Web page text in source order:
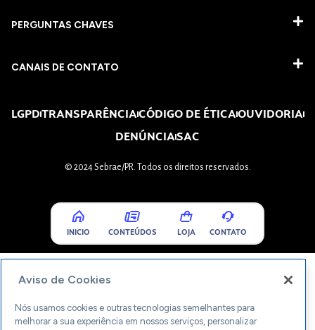
PERGUNTAS CHAVES​
CANAIS DE CONTATO
LGPDTRANSPARÊNCIACÓDIGO DE ÉTICAOUVIDORIA
DENÚNCIASAC
© 2024 Sebrae/PR. Todos os direitos reservados.
INICIO CONTEÚDOS LOJA CONTATO
Aviso de Cookies
Nós usamos cookies e outras tecnologias semelhantes para
melhorar a sua experiência em nossos serviços, personalizar